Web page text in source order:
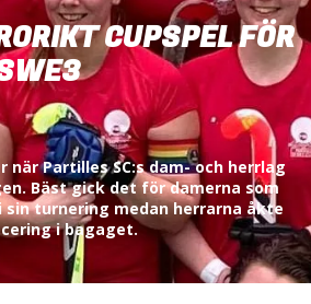
CUPSPEL FÖR
Partilles SC:s dam- och herrlag
Bäst gick det för damerna som
turnering medan herrarna åkte
i bagaget.